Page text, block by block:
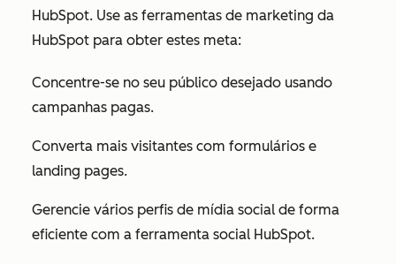
HubSpot. Use as ferramentas de marketing da
HubSpot para obter estes meta:
Concentre-se no seu público desejado usando
campanhas pagas.
Converta mais visitantes com formulários e
landing pages.
Gerencie vários perfis de mídia social de forma
eficiente com a ferramenta social HubSpot.